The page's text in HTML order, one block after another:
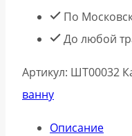
Bas
Лима
3
створки
пластик
По
До любой
Артикул: ШТ00032
ванну
Описание